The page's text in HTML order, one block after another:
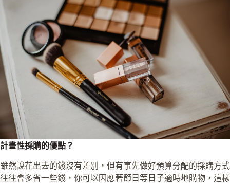
計畫性採購的優點？
雖然說花出去的錢沒有差別，但有事先做好預算分配的採購方式
往往會多省一些錢，你可以因應著節日等日子適時地購物，這樣